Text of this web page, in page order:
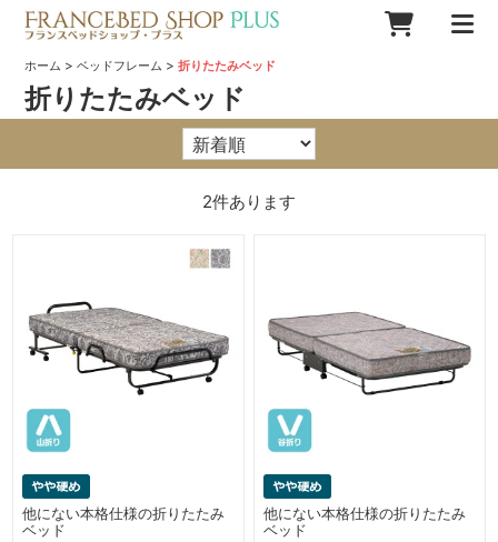
ホーム >ベッドフレーム >折りたたみベッド
折りたたみベッド
2件あります
他にない本格仕様の折りたたみ
ベッド
他にない本格仕様の折りたたみ
ベッド